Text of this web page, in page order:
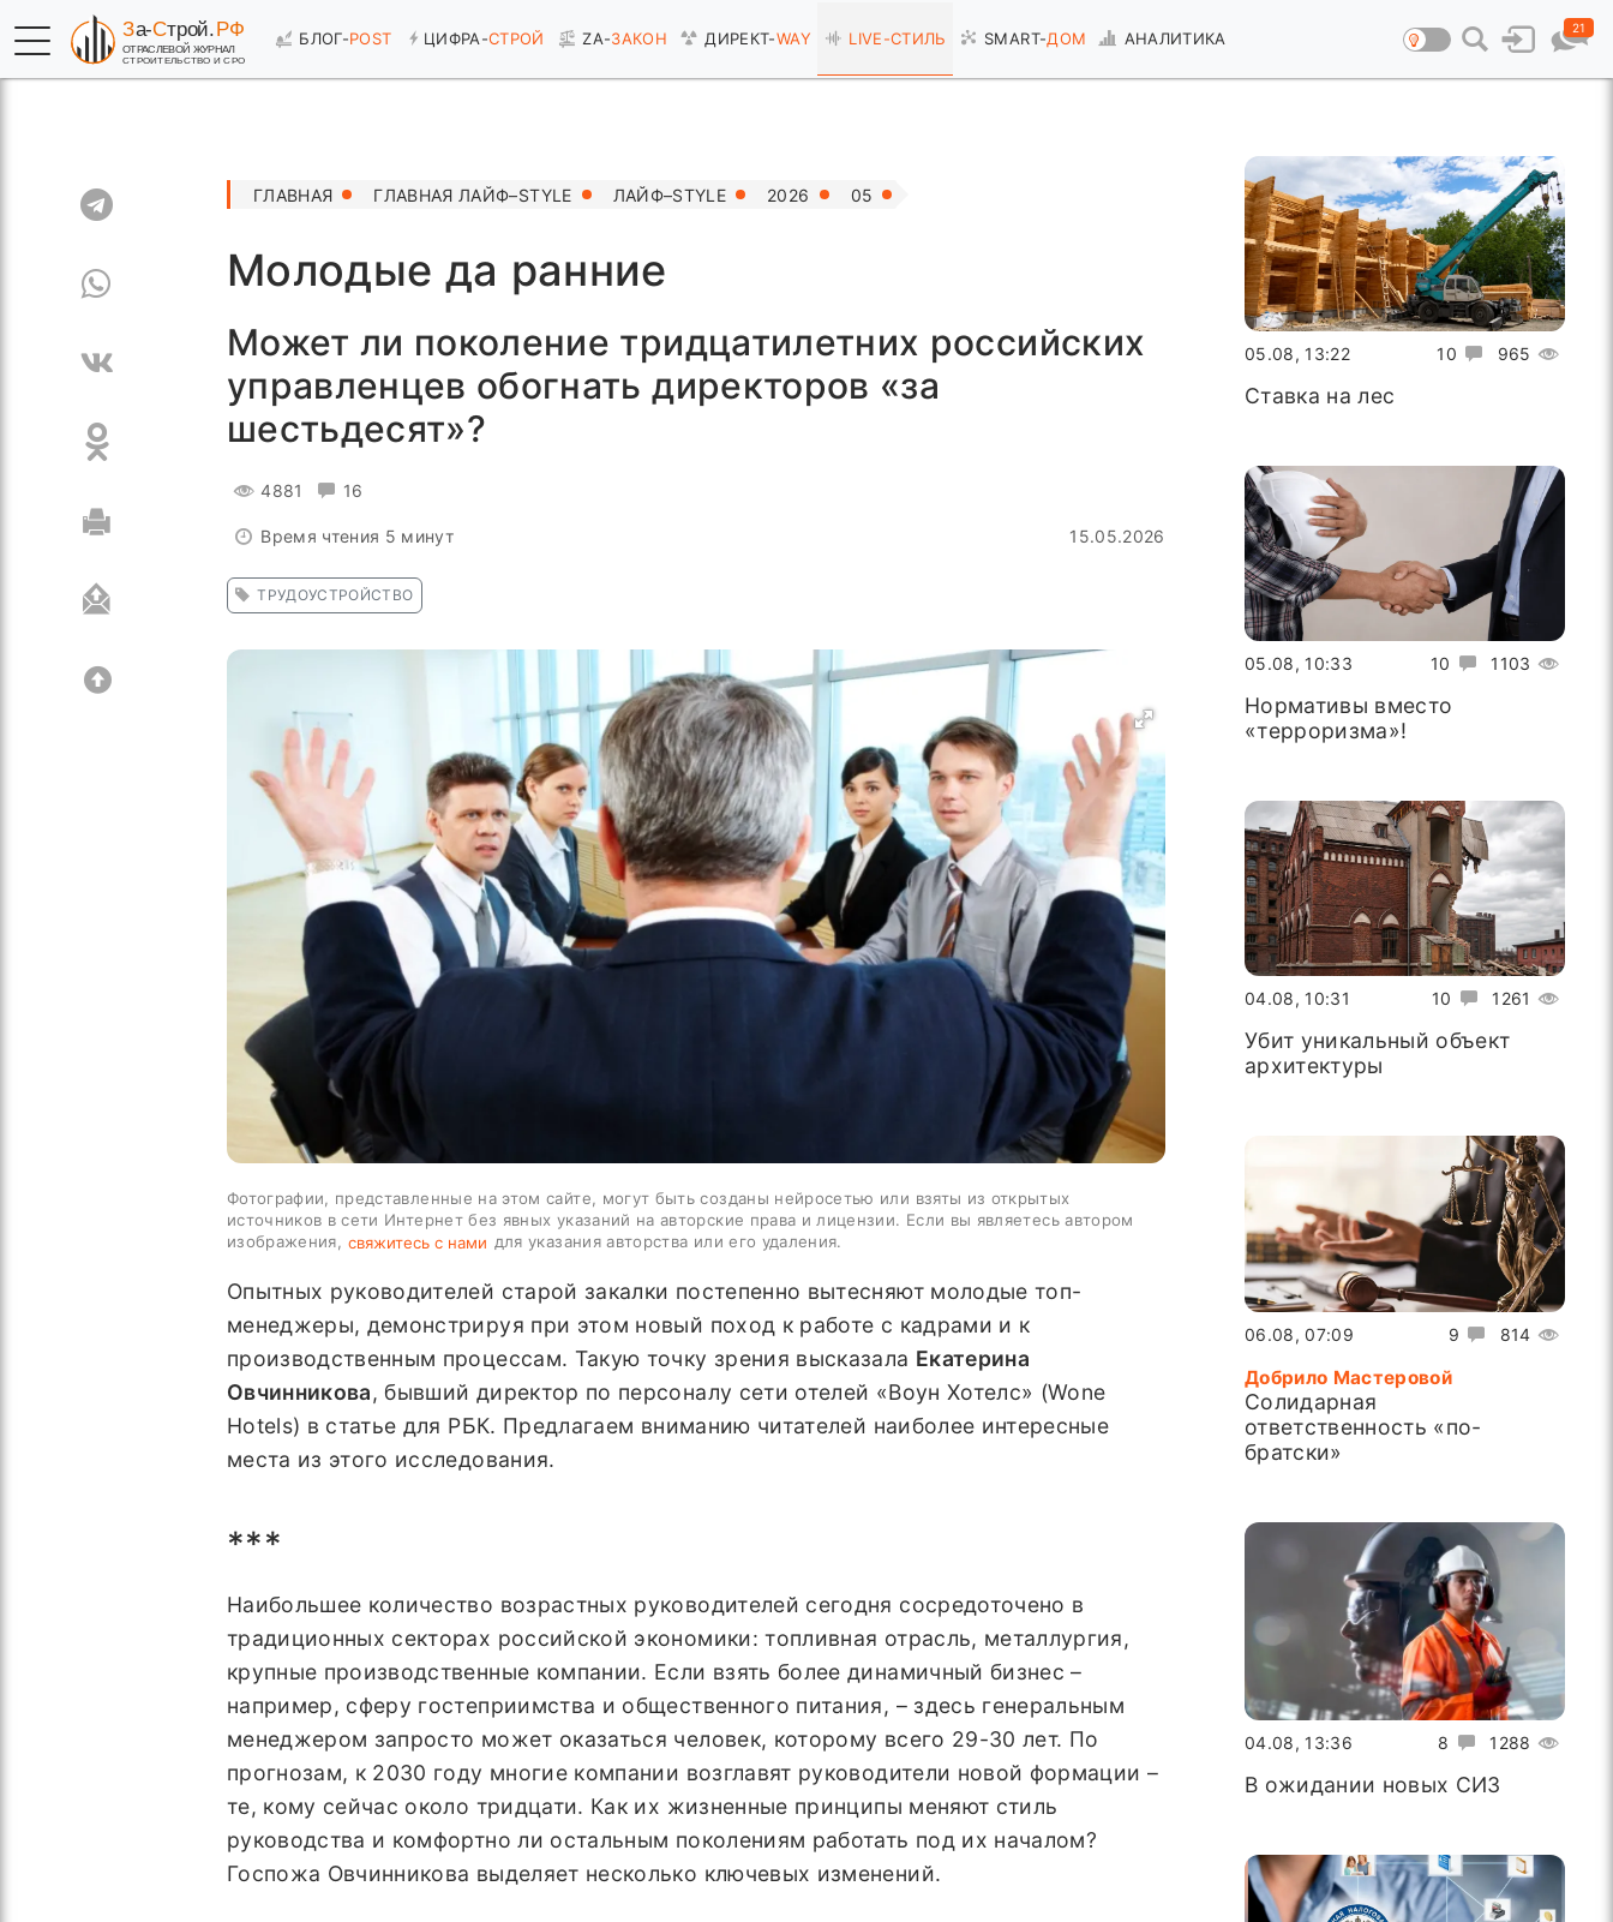
БЛОГ-POST ЦИФРА-СТРОЙ ZA-ЗАКОН ДИРЕКТ-WAY LIVE-СТИЛЬ SMART-ДОМ АНАЛИТИКА
21
ГЛАВНАЯ ГЛАВНАЯ ЛАЙФ–STYLE ЛАЙФ–STYLE 2026 05
Молодые да ранние
Может ли поколение тридцатилетних российских
управленцев обогнать директоров «за
шестьдесят»?
4881 16
Время чтения 5 минут 15.05.2026
ТРУДОУСТРОЙСТВО
Фотографии, представленные на этом сайте, могут быть созданы нейросетью или взяты из открытых
источников в сети Интернет без явных указаний на авторские права и лицензии. Если вы являетесь автором
изображения, свяжитесь с нами для указания авторства или его удаления.
Опытных руководителей старой закалки постепенно вытесняют молодые топ-
менеджеры, демонстрируя при этом новый поход к работе с кадрами и к
производственным процессам. Такую точку зрения высказала Екатерина
Овчинникова, бывший директор по персоналу сети отелей «Воун Хотелс» (Wone
Hotels) в статье для РБК. Предлагаем вниманию читателей наиболее интересные
места из этого исследования.
***
Наибольшее количество возрастных руководителей сегодня сосредоточено в
традиционных секторах российской экономики: топливная отрасль, металлургия,
крупные производственные компании. Если взять более динамичный бизнес –
например, сферу гостеприимства и общественного питания, – здесь генеральным
менеджером запросто может оказаться человек, которому всего 29-30 лет. По
прогнозам, к 2030 году многие компании возглавят руководители новой формации –
те, кому сейчас около тридцати. Как их жизненные принципы меняют стиль
руководства и комфортно ли остальным поколениям работать под их началом?
Госпожа Овчинникова выделяет несколько ключевых изменений.
10 965
05.08, 13:22
Ставка на лес
10 1103
05.08, 10:33
Нормативы вместо
«терроризма»!
10 1261
04.08, 10:31
Убит уникальный объект
архитектуры
9 814
06.08, 07:09
Добрило Мастеровой
Солидарная
ответственность «по-
братски»
8 1288
04.08, 13:36
В ожидании новых СИЗ